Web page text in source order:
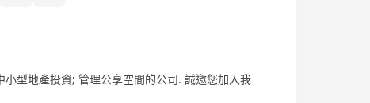
型地產投資; 管理公享空間的公司. 誠邀您加入我